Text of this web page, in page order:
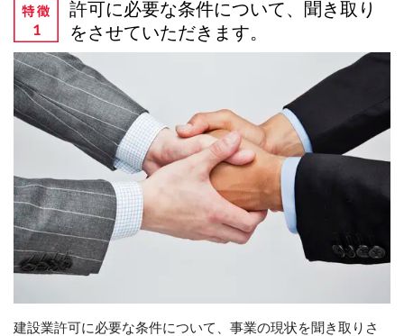
許可に必要な条件について、聞き取り
をさせていただきます。
建設業許可に必要な条件について、事業の現状を聞き取りさ